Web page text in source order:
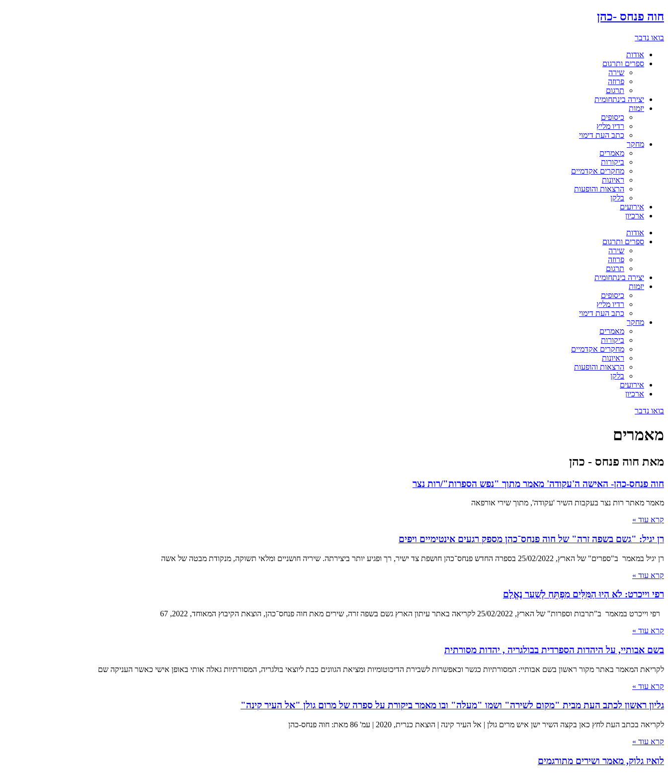
דלג
לתוכן
חוה פנחס -כהן
בואו נדבר
אודות
ספרים ותרגום
שירה
פרוזה
תרגום
יצירה בינתחומית
יזמות
כיסופים
רדיו מליץ
כתב העת דימוי
מחקר
מאמרים
ביקורות
מחקרים אקדמיים
ראיונות
הרצאות והופעות
בלקן
אירועים
ארכיון
אודות
ספרים ותרגום
שירה
פרוזה
תרגום
יצירה בינתחומית
יזמות
כיסופים
רדיו מליץ
כתב העת דימוי
מחקר
מאמרים
ביקורות
מחקרים אקדמיים
ראיונות
הרצאות והופעות
בלקן
אירועים
ארכיון
בואו נדבר
מאמרים
מאת חוה פנחס - כהן
חוה פנחס-כהן- האישה ה'עקודה' מאמר מתוך "נפש הספרות"/רות נצר
מאמר מאתר רות נצר בעקבות השיר 'עקודה', מתוך שירי אורפאה
קרא עוד »
רן יגיל: "גשם בשפה זרה" של חוה פנחס־כהן מספק רגעים אינטימיים ויפים
רן יגיל במאמר ב"ספרים" של הארץ, 25/02/2022 בספרה החדש פנחס־כהן חושפת צד ישיר, רך ופגיע יותר ביצירתה. שיריה חושניים ומלאי תשוקה, מנקודת מבטה של אשה
קרא עוד »
רפי וייכרט: לֹא הָיוּ הַמִּלִּים מַפְתֵּחַ לְשַׁעַר נֶאֱלָם
רפי וייכרט במאמר ב"תרבות וספרות" של הארץ, 25/02/2022 לקריאה באתר עיתון הארץ גשם בשפה זרה, שירים מאת חוה פנחס־כהן, הוצאת הקיבוץ המאוחד, 2022, 67
קרא עוד »
בשם אבותיי, על היהדות הספרדית בבולגריה , יהדות מסורתית
לקריאת המאמר באתר מקור ראשון בשם אבותיי: המסורתיות כגשר וכאפשרות לשבירת הדיכוטומיות ומציאת הגוונים כבת ליוצאי בולגריה, המסורתיות גאלה אותי באופן אישי כאשר העניקה שם
קרא עוד »
גליון ראשון לכתב העת מבית "מקום לשירה" ושמו "מעלה" ובו מאמר ביקורת על ספרה של מרום גולן "אל העיר קינה"
לקריאה בכתב העת לחץ כאן בקצה השיר ישן איש מרים גולן | אל העיר קינה | הוצאת כנרית, 2020 | עמ' 86 מאת: חוה פנחס-כהן
קרא עוד »
לואיז גלוק, מאמר ושירים מתורגמים